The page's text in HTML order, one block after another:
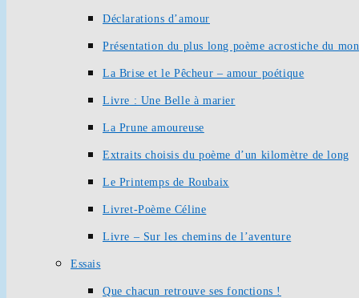
Déclarations d’amour
Présentation du plus long poème acrostiche du
La Brise et le Pêcheur – amour poétique
Livre : Une Belle à marier
La Prune amoureuse
Extraits choisis du poème d’un kilomètre de long
Le Printemps de Roubaix
Livret-Poème Céline
Livre – Sur les chemins de l’aventure
Essais
Que chacun retrouve ses fonctions !